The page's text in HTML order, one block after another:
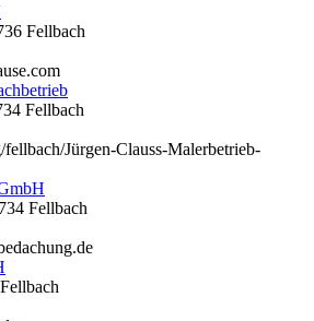
Fellbach
Fellbach
Jürgen-Clauss-Malerbetrieb-
Fellbach